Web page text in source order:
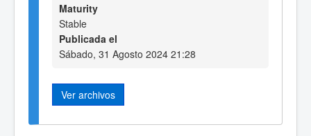
Maturity
Stable
Publicada el
Sábado, 31 Agosto 2024 21:28
Ver archivos